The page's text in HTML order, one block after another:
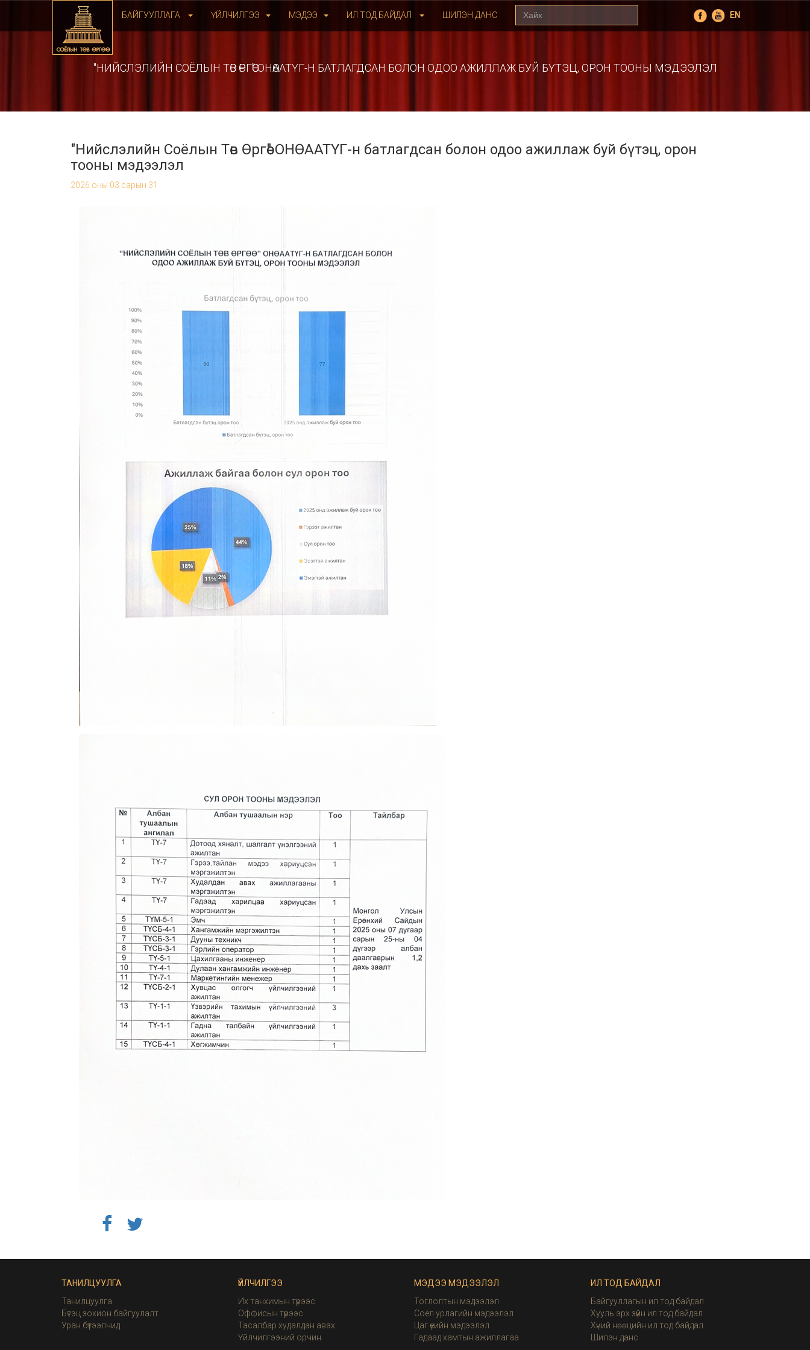
БАЙГУУЛЛАГА ҮЙЛЧИЛГЭЭ МЭДЭЭ ИЛ ТОД БАЙДАЛ ШИЛЭН ДАНС EN
"НИЙСЛЭЛИЙН СОЁЛЫН ТӨВ ӨРГӨӨ" ОНӨААТҮГ-Н БАТЛАГДСАН БОЛОН ОДОО АЖИЛЛАЖ БУЙ БҮТЭЦ, ОРОН ТООНЫ МЭДЭЭЛЭЛ
"Нийслэлийн Соёлын Төв Өргөө" ОНӨААТҮГ-н батлагдсан болон одоо ажиллаж буй бүтэц, орон
тооны мэдээлэл
2026 оны 03 сарын 31
ТАНИЛЦУУЛГА
Танилцуулга
Бүтэц зохион байгуулалт
Уран бүтээлчид
ҮЙЛЧИЛГЭЭ
Их танхимын түрээс
Оффисын түрээс
Тасалбар худалдан авах
Үйлчилгээний орчин
МЭДЭЭ МЭДЭЭЛЭЛ
Тоглолтын мэдээлэл
Соёл урлагийн мэдээлэл
Цаг үеийн мэдээлэл
Гадаад хамтын ажиллагаа
ИЛ ТОД БАЙДАЛ
Байгууллагын ил тод байдал
Хууль эрх зүйн ил тод байдал
Хүний нөөцийн ил тод байдал
Шилэн данс